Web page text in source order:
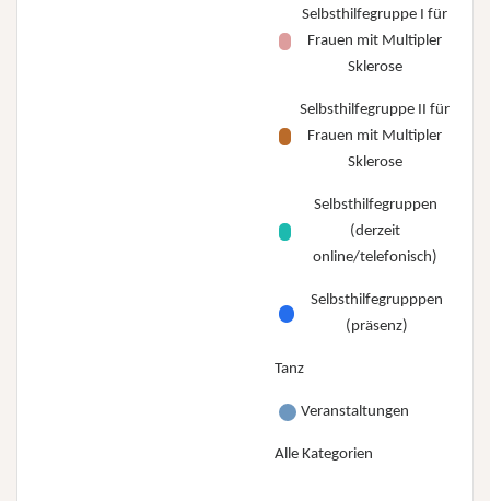
Selbsthilfegruppe I für
Frauen mit Multipler
Sklerose
Selbsthilfegruppe II für
Frauen mit Multipler
Sklerose
Selbsthilfegruppen
(derzeit
online/telefonisch)
Selbsthilfegrupppen
(präsenz)
Tanz
Veranstaltungen
Alle Kategorien